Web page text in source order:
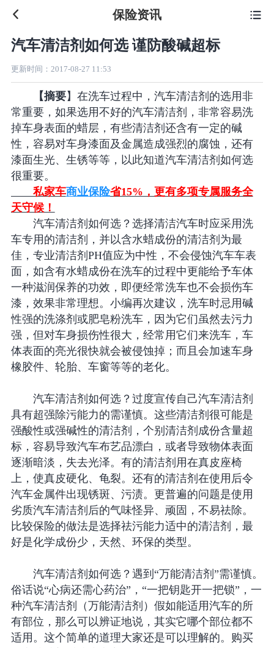
 保险资讯
汽车清洁剂如何选 谨防酸碱超标
更新时间： 2017-08-27 11:53
【摘要】在洗车过程中，汽车清洁剂的选用非
常重要，如果选用不好的汽车清洁剂，非常容易洗
掉车身表面的蜡层，有些清洁剂还含有一定的碱
性，容易对车身漆面及金属造成强烈的腐蚀，还有
漆面生光、生锈等等，以此知道汽车清洁剂如何选
很重要。
私家车商业保险省15%，更有多项专属服务全
天守候！
汽车清洁剂如何选？选择清洁汽车时应采用洗
车专用的清洁剂，并以含水蜡成份的清洁剂为最
佳，专业清洁剂PH值应为中性，不会侵蚀汽车车表
面，如含有水蜡成份在洗车的过程中更能给予车体
一种滋润保养的功效，即便经常洗车也不会损伤车
漆，效果非常理想。小编再次建议，洗车时忌用碱
性强的洗涤剂或肥皂粉洗车，因为它们虽然去污力
强，但对车身损伤性很大，经常用它们来洗车，车
体表面的亮光很快就会被侵蚀掉；而且会加速车身
橡胶件、轮胎、车窗等等的老化。
汽车清洁剂如何选？过度宣传自己汽车清洁剂
具有超强除污能力的需谨慎。这些清洁剂很可能是
强酸性或强碱性的清洁剂，个别清洁剂成份含量超
标，容易导致汽车布艺品漂白，或者导致物体表面
逐渐暗淡，失去光泽。有的清洁剂用在真皮座椅
上，使真皮硬化、龟裂。还有的清洁剂在使用后令
汽车金属件出现锈斑、污渍。更普遍的问题是使用
劣质汽车清洁剂后的气味怪异、顽固，不易祛除。
比较保险的做法是选择祛污能力适中的清洁剂，最
好是化学成份少，天然、环保的类型。
汽车清洁剂如何选？遇到“万能清洁剂”需谨慎。
俗话说“心病还需心药治”，“一把钥匙开一把锁”，一
种汽车清洁剂（万能清洁剂）假如能适用汽车的所
有部位，那么可以辨证地说，其实它哪个部位都不
适用。这个简单的道理大家还是可以理解的。购买